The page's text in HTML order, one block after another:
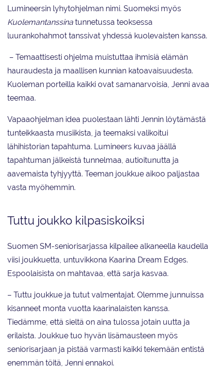
Lumineersin lyhytohjelman nimi. Suomeksi myös
Kuolemantanssina tunnetussa teoksessa
luurankohahmot tanssivat yhdessä kuolevaisten kanssa.
– Temaattisesti ohjelma muistuttaa ihmisiä elämän
hauraudesta ja maallisen kunnian katoavaisuudesta.
Kuoleman porteilla kaikki ovat samanarvoisia, Jenni avaa
teemaa.
Vapaaohjelman idea puolestaan lähti Jennin löytämästä
tunteikkaasta musiikista, ja teemaksi valikoitui
lähihistorian tapahtuma. Lumineers kuvaa jäällä
tapahtuman jälkeistä tunnelmaa, autioitunutta ja
aavemaista tyhjyyttä. Teeman joukkue aikoo paljastaa
vasta myöhemmin.
Tuttu joukko kilpasiskoiksi
Suomen SM-seniorisarjassa kilpailee alkaneella kaudella
viisi joukkuetta, untuvikkona Kaarina Dream Edges.
Espoolaisista on mahtavaa, että sarja kasvaa.
– Tuttu joukkue ja tutut valmentajat. Olemme junnuissa
kisanneet monta vuotta kaarinalaisten kanssa.
Tiedämme, että sieltä on aina tulossa jotain uutta ja
erilaista. Joukkue tuo hyvän lisämausteen myös
seniorisarjaan ja pistää varmasti kaikki tekemään entistä
enemmän töitä, Jenni ennakoi.